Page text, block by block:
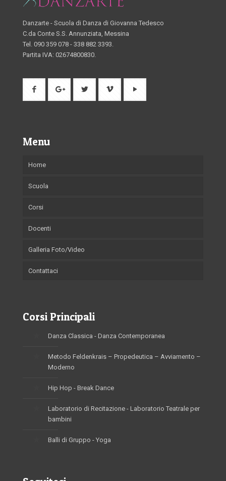
Danzarte - Scuola di Danza di Giovanna Tedesco
C.da Conte S.S. Annunziata, Messina
Tel. 090 359 078 - 338 882 3393.
Partita IVA: 02674800830.
Menu
Home
Scuola
Corsi
Docenti
Galleria Foto/Video
Contattaci
Corsi Principali
Danza Classica - Danza Contemporanea
Metodo Feldenkrais – Propedeutica – Avviamento –
Moderno
Hip Hop - Break Dance
Laboratorio di Recitazione - Laboratorio Teatrale per
bambini
Balli di Gruppo - Yoga